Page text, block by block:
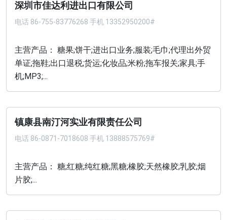
深圳市佳达利进出口有限公司
电话 86-755-83776268 手机 13352950200#
主营产品： 糖果;饼干;进出口业务;服装;毛巾;代理出外贸
单证;拖鞋;出口退税;货运;化妆品;米粉;拖车报关;家具;手
机;MP3;...
镇康县南汀河实业有限责任公司
电话 86-0871-7018608 手机 13888575769#
主营产品： 糖;红糖;纯红糖;黑糖;橡胶;天然橡胶;乳胶;烟
片胶;...